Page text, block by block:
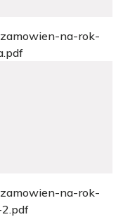
na-rok-
na-rok-